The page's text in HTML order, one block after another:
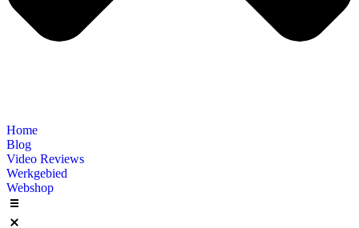
Home
Blog
Video Reviews
Werkgebied
Webshop